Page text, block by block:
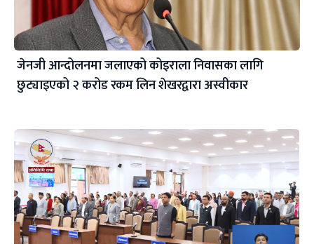
जेनजी आन्दोलनमा जलाएको कोइराला निवासका लागि
छुट्याइएको २ करोड रकम लिन शेखरद्वारा अस्वीकार